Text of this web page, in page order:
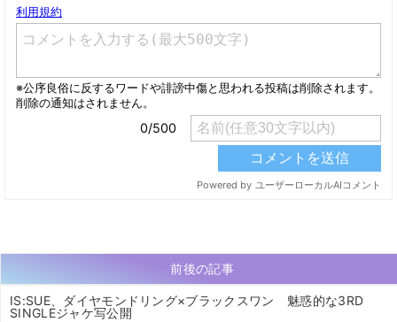
前後の記事
IS:SUE、ダイヤモンドリング×ブラックスワン 魅惑的な3RD
SINGLEジャケ写公開